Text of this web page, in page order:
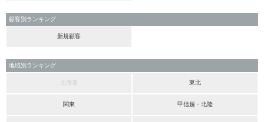
顧客別ランキング
新規顧客
地域別ランキング
北海道 東北
関東 甲信越・北陸